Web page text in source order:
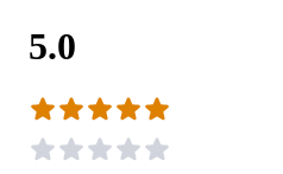
5.0